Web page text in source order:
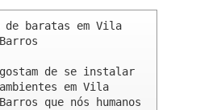
de baratas em Vila
de se instalar
ambientes em Vila
que nós humanos